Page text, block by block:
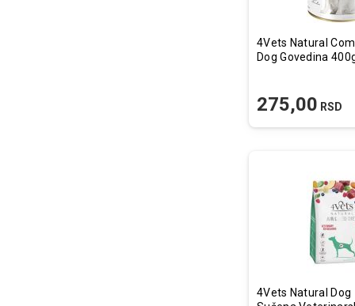
4Vets Natural
Dog Govedina
275,00 RSD
4Vets Natural Dog